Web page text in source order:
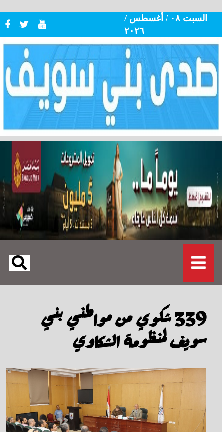
السبت ٠٨ / أغسطس /
٢٠٢٦
339 شكوي من مواطني بني
سويف لمنظومة الشكاوي